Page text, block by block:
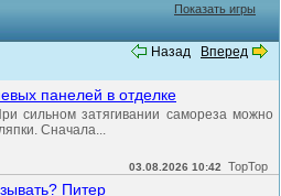
Показать игры
Назад Вперед
панелей в отделке
сильном затягивании самореза можно
Сначала...
03.08.2026 10:42 TopTop
Питер